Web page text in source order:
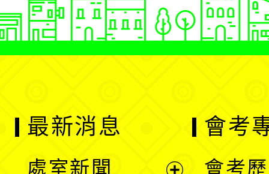
最新消息
處室新聞
會考
會考